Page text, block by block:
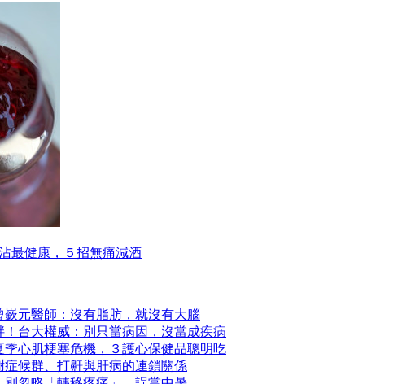
最健康，５招無痛減酒
元醫師：沒有脂肪，就沒有大腦
台大權威：別只當病因，沒當成疾病
心肌梗塞危機，３護心保健品聰明吃
候群、打鼾與肝病的連鎖關係